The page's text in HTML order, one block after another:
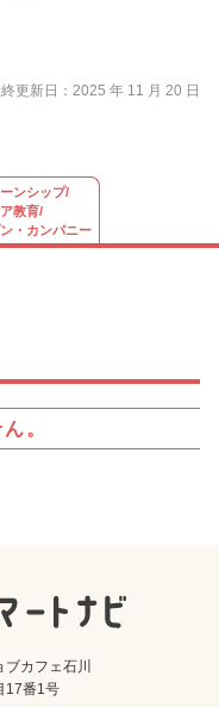
更新日：2025 年 11 月 20 日
ンシップ/
教育/
・カンパニー
。
カフェ石川
17番1号